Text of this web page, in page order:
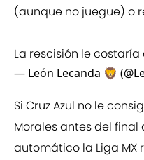
(aunque no juegue) o
La rescisión le costaría
— León Lecanda 🦁
Si Cruz Azul no le
Morales antes del final
automático la Liga